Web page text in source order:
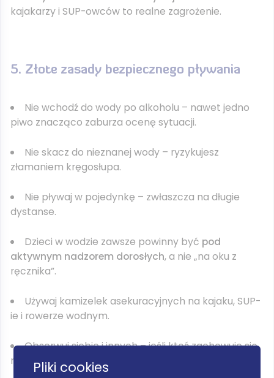
kajakarzy i SUP-owców to realne zagrożenie.
5. Złote zasady bezpiecznego pływania
Nie wchodź do wody po alkoholu – nawet jedno
piwo znacząco zaburza ocenę sytuacji.
Nie skacz do nieznanej wody – ryzykujesz
złamaniem kręgosłupa.
Nie pływaj w pojedynkę – zwłaszcza na długie
dystanse.
Dzieci w wodzie zawsze powinny być pod
aktywnym nadzorem dorosłych, a nie „na oku z
ręcznika”.
Używaj kamizelek asekuracyjnych na kajaku, SUP-
ie i rowerze wodnym.
Obserwuj siebie i innych – jeśli ktoś zachowuje się
nietypowo w wodzie, może potrzebować pomocy.
Pliki cookies